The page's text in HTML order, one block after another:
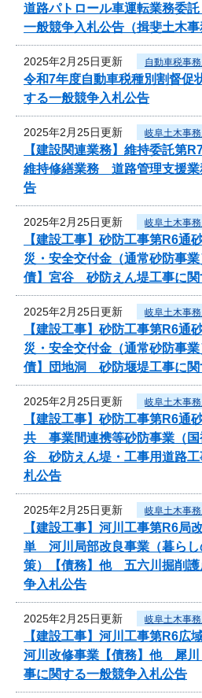
道路パトロール車運転業務委
一般競争入札公告（揖斐土木事
2025年2月25日更新 自動車税事
令和7年度自動車税種別割督促
する一般競争入札公告
2025年2月25日更新 岐阜土木事
【建設関連業務】維持委託第
維持修繕業務 道路管理支援業
告
2025年2月25日更新 岐阜土木事
【建設工事】砂防工事第R6
災・安全交付金（通常砂防事
債】宮谷 砂防えん堤工事に関
2025年2月25日更新 岐阜土木事
【建設工事】砂防工事第R6
災・安全交付金（通常砂防事
債】団地洞 砂防堰堤工事に関
2025年2月25日更新 岐阜土木事
【建設工事】砂防工事第R6
共 事業間連携等砂防事業（国
谷 砂防えん堤・工事用道路工
札公告
2025年2月25日更新 岐阜土木事
【建設工事】河川工事第R6
単 河川局部改良事業（暮らし
策）【債務】他 五六川掘削護
争入札公告
2025年2月25日更新 岐阜土木事
【建設工事】河川工事第R6
河川改修事業【債務】他 犀
事に関する一般競争入札公告